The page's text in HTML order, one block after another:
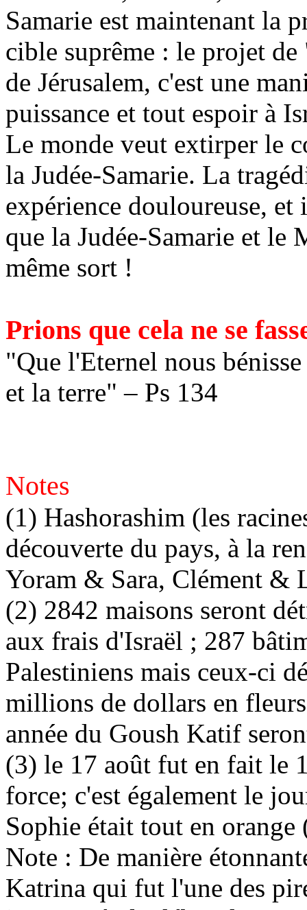
Samarie est maintenant la
cible suprême : le projet
de Jérusalem, c'est une
puissance et tout espoir à
Le monde veut extirper le
la Judée-Samarie. La
expérience douloureuse,
que la Judée-Samarie et le
même sort !
Prions que cela ne se
"Que l'Eternel nous
et la terre" – Ps 134
Notes
(1) Hashorashim (les
découverte du pays, à la
Yoram & Sara, Clément &
(2) 2842 maisons seront
aux frais d'Israël ; 287
Palestiniens mais ceux-ci
millions de dollars en
année du Goush Katif
(3) le 17 août fut en fait le
force; c'est également le
Sophie était tout en
Note : De manière
Katrina qui fut l'une des